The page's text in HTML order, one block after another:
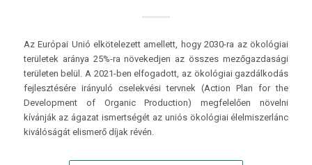
Az Európai Unió elkötelezett amellett, hogy 2030-ra az ökológiai
területek aránya 25%-ra növekedjen az összes mezőgazdasági
területen belül. A 2021-ben elfogadott, az ökológiai gazdálkodás
fejlesztésére irányuló cselekvési tervnek (Action Plan for the
Development of Organic Production) megfelelően növelni
kívánják az ágazat ismertségét az uniós ökológiai élelmiszerlánc
kiválóságát elismerő díjak révén.